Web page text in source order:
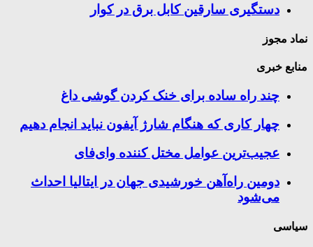
دستگیری سارقین کابل برق در کوار
نماد مجوز
منابع خبری
چند راه‌ ساده برای خنک کردن گوشی داغ
چهار کاری که هنگام شارژ آیفون نباید انجام دهیم
عجیب‌ترین عوامل مختل کننده وای‌فای
دومین راه‌آهن خورشیدی جهان در ایتالیا احداث
می‌شود
سیاسی